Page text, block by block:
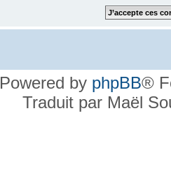
Powered by phpBB®
Traduit par Maël